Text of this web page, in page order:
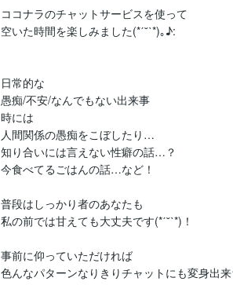
ココナラのチャットサービスを使って
空いた時間を楽しみました(*ˊ˘ˋ*)｡♪:
日常的な
愚痴/不安/なんでもない出来事
時には
人間関係の愚痴をこぼしたり…
知り合いには言えない性癖の話…？
今食べてるごはんの話…など！
普段はしっかり者のあなたも
私の前では甘えても大丈夫です(*ˊ˘ˋ*)！
事前に仰っていただければ
色んなパターンなりきりチャットにも変身出